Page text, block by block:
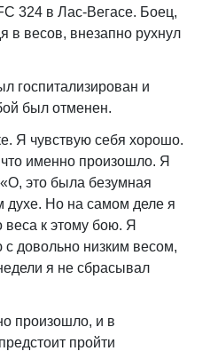
324 в Лас-Вегасе. Боец,
в весов, внезапно рухнул
госпитализирован и
был отменен.
Я чувствую себя хорошо.
именно произошло. Я
это была безумная
духе. Но на самом деле я
веса к этому бою. Я
довольно низким весом,
я не сбрасывал
произошло, и в
пройти